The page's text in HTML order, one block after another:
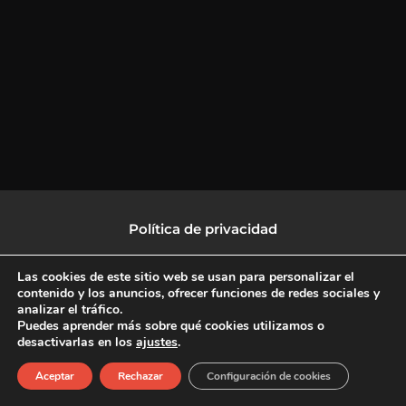
Política de privacidad
Política de protección de datos
F
a
c
X
-
L
i
n
I
n
s
Copyright © 2026 CulturalTV
Las cookies de este sitio web se usan para personalizar el
contenido y los anuncios, ofrecer funciones de redes sociales y
analizar el tráfico.
Puedes aprender más sobre qué cookies utilizamos o
desactivarlas en los ajustes.
Aceptar Rechazar Configuración de cookies